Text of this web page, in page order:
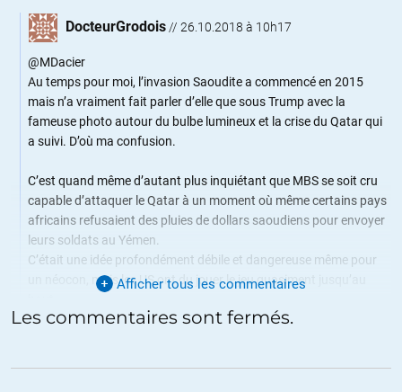
DocteurGrodois // 26.10.2018 à 10h17
@MDacier
Au temps pour moi, l’invasion Saoudite a commencé en 2015
mais n’a vraiment fait parler d’elle que sous Trump avec la
fameuse photo autour du bulbe lumineux et la crise du Qatar qui
a suivi. D’où ma confusion.
C’est quand même d’autant plus inquiétant que MBS se soit cru
capable d’attaquer le Qatar à un moment où même certains pays
africains refusaient des pluies de dollars saoudiens pour envoyer
leurs soldats au Yémen.
C’était une idée profondément débile et dangereuse même pour
un néocon, mais les US ont du jouer le jeu quasiment jusqu’au
Afficher tous les commentaires
Les commentaires sont fermés.